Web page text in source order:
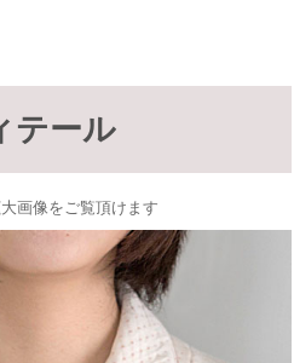
テール
画像をご覧頂けます